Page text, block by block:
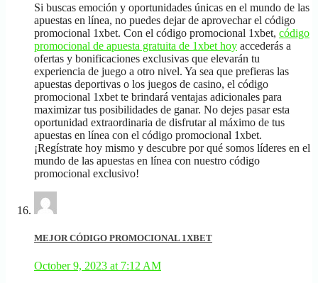
Si buscas emoción y oportunidades únicas en el mundo de las
apuestas en línea, no puedes dejar de aprovechar el código
promocional 1xbet. Con el código promocional 1xbet, código
promocional de apuesta gratuita de 1xbet hoy accederás a
ofertas y bonificaciones exclusivas que elevarán tu
experiencia de juego a otro nivel. Ya sea que prefieras las
apuestas deportivas o los juegos de casino, el código
promocional 1xbet te brindará ventajas adicionales para
maximizar tus posibilidades de ganar. No dejes pasar esta
oportunidad extraordinaria de disfrutar al máximo de tus
apuestas en línea con el código promocional 1xbet.
¡Regístrate hoy mismo y descubre por qué somos líderes en el
mundo de las apuestas en línea con nuestro código
promocional exclusivo!
MEJOR CÓDIGO PROMOCIONAL 1XBET
October 9, 2023 at 7:12 AM